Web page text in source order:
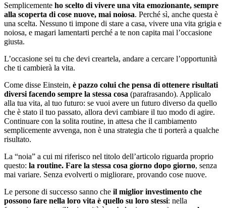
Semplicemente ho scelto di vivere una vita emozionante, sempre
alla scoperta di cose nuove, mai noiosa. Perché sì, anche questa è
una scelta. Nessuno ti impone di stare a casa, vivere una vita grigia e
noiosa, e magari lamentarti perché a te non capita mai l’occasione
giusta.
L’occasione sei tu che devi creartela, andare a cercare l’opportunità
che ti cambierà la vita.
Come disse Einstein, è pazzo colui che pensa di ottenere risultati
diversi facendo sempre la stessa cosa (parafrasando). Applicalo
alla tua vita, al tuo futuro: se vuoi avere un futuro diverso da quello
che è stato il tuo passato, allora devi cambiare il tuo modo di agire.
Continuare con la solita routine, in attesa che il cambiamento
semplicemente avvenga, non è una strategia che ti porterà a qualche
risultato.
La “noia” a cui mi riferisco nel titolo dell’articolo riguarda proprio
questo: la routine. Fare la stessa cosa giorno dopo giorno, senza
mai variare. Senza evolverti o migliorare, provando cose nuove.
Le persone di successo sanno che il miglior investimento che
possono fare nella loro vita è quello su loro stessi: nella